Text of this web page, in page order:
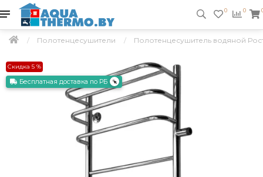
0 0
Полотенцесушители Полотенцесушитель водяной
Скидка 5 %
Бесплатная доставка по РБ